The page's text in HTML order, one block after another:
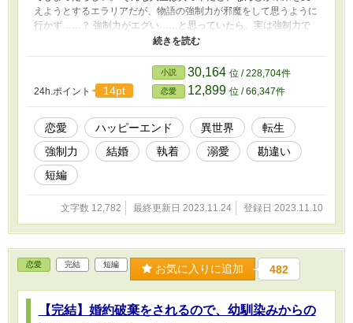
えようとするエラリアだが、物語の強制力が邪魔をして思うように
行かず……？ 強制力がエグい……と思っていたら、実は強制力で
は無かったお話。 短編です。 完結しました。 なんだか最後が長く
なりましたが、楽しんでいただけたら嬉しいです。
24h.ポイント 14pt
小説 30,164 位 / 228,704件
恋愛 12,899 位 / 66,347件
恋愛 ハッピーエンド 異世界
転生
強制力
結婚 執着 溺愛
勘違い
短編
文字数 12,782 最終更新日 2023.11.24 登録日 2023.11.10
恋愛 完結 短編 お気に入りに追加 482
【完結】婚約破棄をされるので、幼馴染みからの